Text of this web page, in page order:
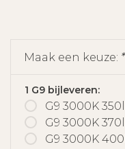
Maak een keuze: *
1 G9 bijleveren:
G9 3000K
G9 3000K
G9 3000K